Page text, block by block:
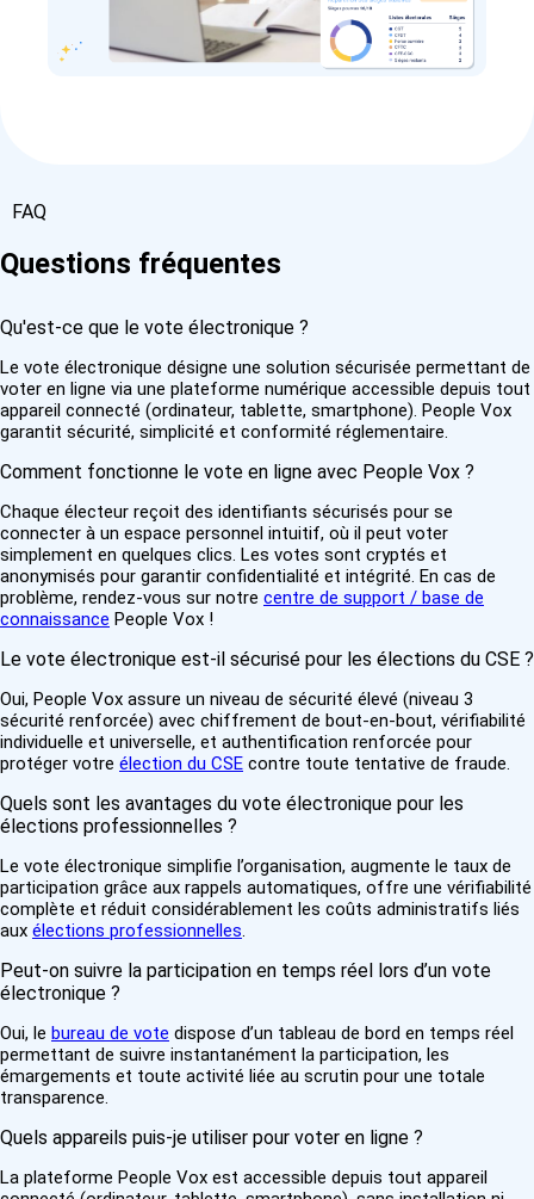
FAQ
Questions fréquentes
Qu'est-ce que le vote électronique ?
Le vote électronique désigne une solution sécurisée permettant de
voter en ligne via une plateforme numérique accessible depuis tout
appareil connecté (ordinateur, tablette, smartphone). People Vox
garantit sécurité, simplicité et conformité réglementaire.
Comment fonctionne le vote en ligne avec People Vox ?
Chaque électeur reçoit des identifiants sécurisés pour se
connecter à un espace personnel intuitif, où il peut voter
simplement en quelques clics. Les votes sont cryptés et
anonymisés pour garantir confidentialité et intégrité. En cas de
problème, rendez-vous sur notre centre de support / base de
connaissance People Vox !
Le vote électronique est-il sécurisé pour les élections du CSE ?
Oui, People Vox assure un niveau de sécurité élevé (niveau 3
sécurité renforcée) avec chiffrement de bout-en-bout, vérifiabilité
individuelle et universelle, et authentification renforcée pour
protéger votre élection du CSE contre toute tentative de fraude.
Quels sont les avantages du vote électronique pour les
élections professionnelles ?
Le vote électronique simplifie l’organisation, augmente le taux de
participation grâce aux rappels automatiques, offre une vérifiabilité
complète et réduit considérablement les coûts administratifs liés
aux élections professionnelles.
Peut-on suivre la participation en temps réel lors d’un vote
électronique ?
Oui, le bureau de vote dispose d’un tableau de bord en temps réel
permettant de suivre instantanément la participation, les
émargements et toute activité liée au scrutin pour une totale
transparence.
Quels appareils puis-je utiliser pour voter en ligne ?
La plateforme People Vox est accessible depuis tout appareil